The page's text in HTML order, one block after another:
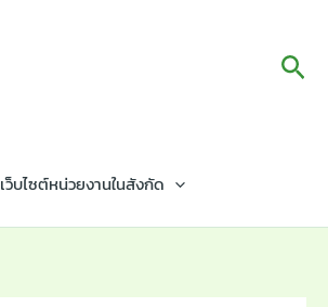
เว็บไซต์หน่วยงานในสังกัด